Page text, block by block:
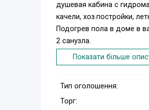
душевая кабина с
качели, хоз.постройки,
Подогрев пола в доме в
2 санузла.
Участок 4 сотки, 150 м
Просмотр возможен в
Показати більше
Тип оголошення:
Торг: